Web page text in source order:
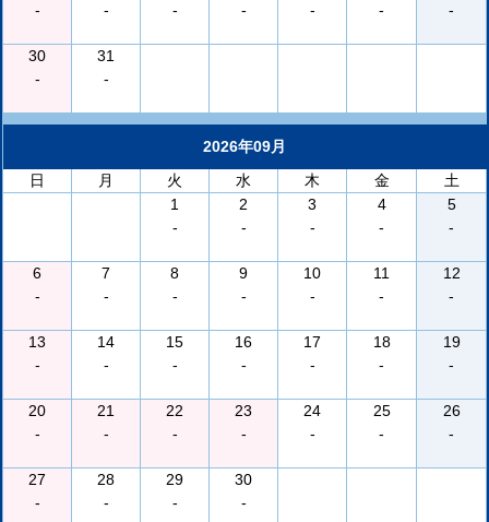
-
-
-
-
-
-
-
30
-
31
-
2026年09月
日
月 火 水 木 金
土
1
-
2
-
3
-
4
-
5
-
6
-
7
-
8
-
9
-
10
-
11
-
12
-
13
-
14
-
15
-
16
-
17
-
18
-
19
-
20
-
21
-
22
-
23
-
24
-
25
-
26
-
27
-
28
-
29
-
30
-